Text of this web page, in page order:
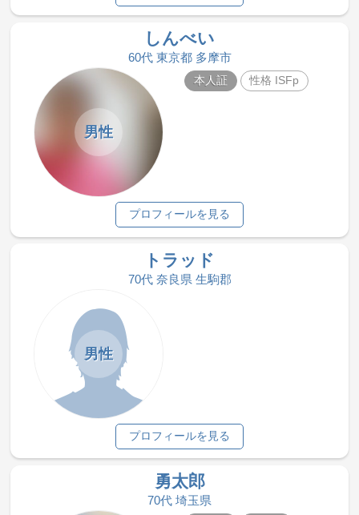
しんべい
60代 東京都 多摩市
男性
本人証 性格 ISFp
プロフィールを見る
トラッド
70代 奈良県 生駒郡
男性
プロフィールを見る
勇太郎
70代 埼玉県